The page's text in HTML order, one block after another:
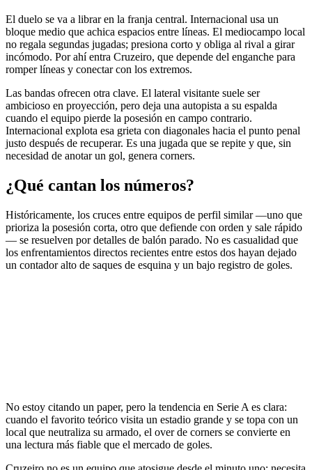
El duelo se va a librar en la franja central. Internacional usa un
bloque medio que achica espacios entre líneas. El mediocampo local
no regala segundas jugadas; presiona corto y obliga al rival a girar
incómodo. Por ahí entra Cruzeiro, que depende del enganche para
romper líneas y conectar con los extremos.
Las bandas ofrecen otra clave. El lateral visitante suele ser
ambicioso en proyección, pero deja una autopista a su espalda
cuando el equipo pierde la posesión en campo contrario.
Internacional explota esa grieta con diagonales hacia el punto penal
justo después de recuperar. Es una jugada que se repite y que, sin
necesidad de anotar un gol, genera corners.
¿Qué cantan los números?
Históricamente, los cruces entre equipos de perfil similar —uno que
prioriza la posesión corta, otro que defiende con orden y sale rápido
— se resuelven por detalles de balón parado. No es casualidad que
los enfrentamientos directos recientes entre estos dos hayan dejado
un contador alto de saques de esquina y un bajo registro de goles.
No estoy citando un paper, pero la tendencia en Serie A es clara:
cuando el favorito teórico visita un estadio grande y se topa con un
local que neutraliza su armado, el over de corners se convierte en
una lectura más fiable que el mercado de goles.